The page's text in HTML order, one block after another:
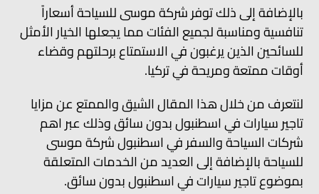
بالإضافة إلى ذلك توفر شركة موسى للسياحة أسعاراً
تنافسية ومناسبة لجميع الفئات مما يجعلها الخيار الأمثل
للسائحين الذين يرغبون في الاستمتاع برحلتهم وقضاء
أوقات ممتعة ومريحة في تركيا.
لنتعرف من خلال هذا المقال الشيق والممتع عن مزايا
تاجير سيارات في اسطنبول بدون سائق وذلك عبر اهم
شركات السياحة والسفر في اسطنبول شركة موسى
للسياحة بالإضافة إلى العديد من الخدمات المتعلقة
بموضوع تاجير سيارات في اسطنبول بدون سائق.